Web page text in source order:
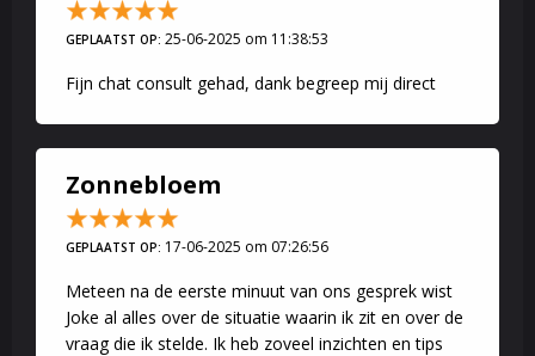
GEPLAATST OP: 25-06-2025 om 11:38:53
Fijn chat consult gehad, dank begreep mij direct
Zonnebloem
GEPLAATST OP: 17-06-2025 om 07:26:56
Meteen na de eerste minuut van ons gesprek wist
Joke al alles over de situatie waarin ik zit en over de
vraag die ik stelde. Ik heb zoveel inzichten en tips